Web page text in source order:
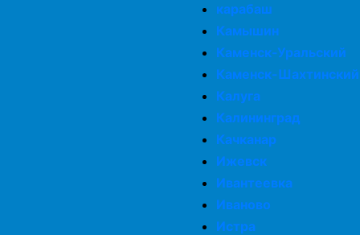
карабаш
Камышин
Каменск-Уральский
Каменск-Шахтинский
Калуга
Калининград
Качканар
Ижевск
Ивантеевка
Иваново
Истра